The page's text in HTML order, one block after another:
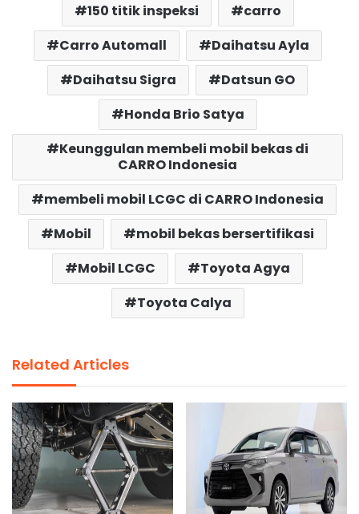
150 titik inspeksi
carro
Carro Automall
Daihatsu Ayla
Daihatsu Sigra
Datsun GO
Honda Brio Satya
Keunggulan membeli mobil bekas di
CARRO Indonesia
membeli mobil LCGC di CARRO Indonesia
Mobil
mobil bekas bersertifikasi
Mobil LCGC
Toyota Agya
Toyota Calya
Related Articles